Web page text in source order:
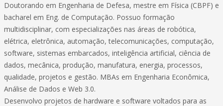
Doutorando em Engenharia de Defesa, mestre em Física (CBPF) e
bacharel em Eng. de Computação. Possuo formação
multidisciplinar, com especializações nas áreas de robótica,
elétrica, eletrônica, automação, telecomunicações, computação,
software, sistemas embarcados, inteligência artificial, ciência de
dados, mecânica, produção, manufatura, energia, processos,
qualidade, projetos e gestão. MBAs em Engenharia Econômica,
Análise de Dados e Web 3.0.
Desenvolvo projetos de hardware e software voltados para as